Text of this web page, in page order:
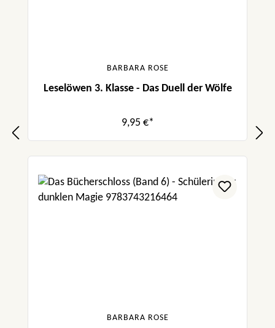
BARBARA ROSE
Leselöwen 3. Klasse - Das Duell der Wölfe
9,95 €*
BARBARA ROSE